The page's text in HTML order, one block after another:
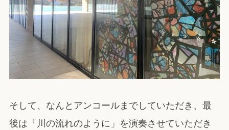
そして、なんとアンコールまでしていただき、最
後は「川の流れのように」を演奏させていただき